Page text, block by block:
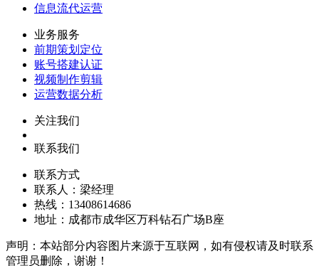
信息流代运营
业务服务
前期策划定位
账号搭建认证
视频制作剪辑
运营数据分析
关注我们
联系我们
联系方式
联系人：梁经理
热线：13408614686
地址：成都市成华区万科钻石广场B座
声明：本站部分内容图片来源于互联网，如有侵权请及时联系
管理员删除，谢谢！